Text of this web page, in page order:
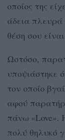
οποίος της
άδεια
θέση σου
Ωστόσο,
υποψιάστηκε
τον οποίο
αφού
πάνω «Love».
πολύ θηλυκό